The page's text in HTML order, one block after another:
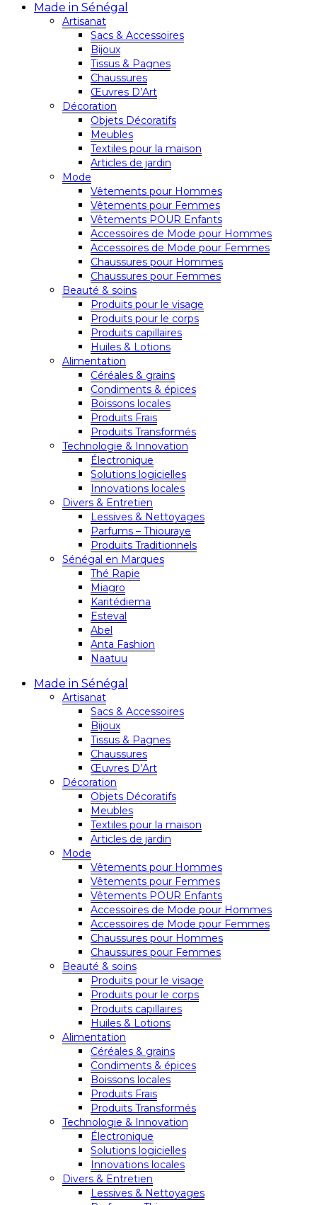
Made in Sénégal
Artisanat
Sacs & Accessoires
Bijoux
Tissus & Pagnes
Chaussures
Œuvres D’Art
Décoration
Objets Décoratifs
Meubles
Textiles pour la maison
Articles de jardin
Mode
Vêtements pour Hommes
Vêtements pour Femmes
Vêtements POUR Enfants
Accessoires de Mode pour Hommes
Accessoires de Mode pour Femmes
Chaussures pour Hommes
Chaussures pour Femmes
Beauté & soins
Produits pour le visage
Produits pour le corps
Produits capillaires
Huiles & Lotions
Alimentation
Céréales & grains
Condiments & épices
Boissons locales
Produits Frais
Produits Transformés
Technologie & Innovation
Électronique
Solutions logicielles
Innovations locales
Divers & Entretien
Lessives & Nettoyages
Parfums – Thiouraye
Produits Traditionnels
Sénégal en Marques
Thé Rapie
Miagro
Karitédiema
Esteval
Abel
Anta Fashion
Naatuu
Made in Sénégal
Artisanat
Sacs & Accessoires
Bijoux
Tissus & Pagnes
Chaussures
Œuvres D’Art
Décoration
Objets Décoratifs
Meubles
Textiles pour la maison
Articles de jardin
Mode
Vêtements pour Hommes
Vêtements pour Femmes
Vêtements POUR Enfants
Accessoires de Mode pour Hommes
Accessoires de Mode pour Femmes
Chaussures pour Hommes
Chaussures pour Femmes
Beauté & soins
Produits pour le visage
Produits pour le corps
Produits capillaires
Huiles & Lotions
Alimentation
Céréales & grains
Condiments & épices
Boissons locales
Produits Frais
Produits Transformés
Technologie & Innovation
Électronique
Solutions logicielles
Innovations locales
Divers & Entretien
Lessives & Nettoyages